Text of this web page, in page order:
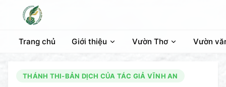
Trang chủ Giới thiệu Vườn Thơ Vườn
THÁNH THI-BẢN DỊCH CỦA TÁC GIẢ VĨNH AN